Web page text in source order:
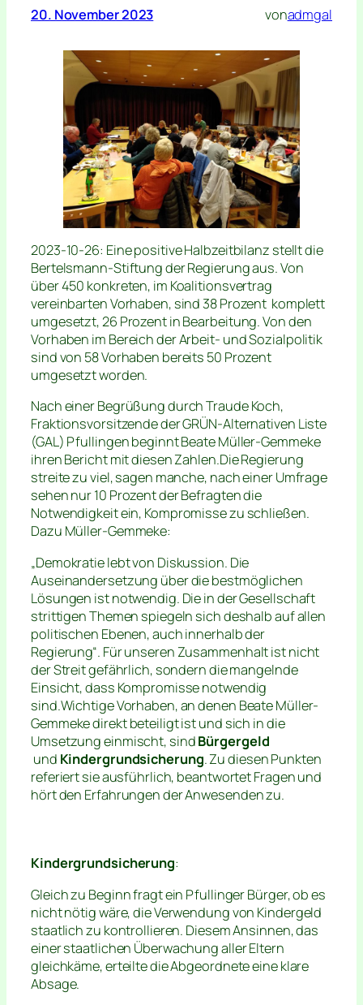
20. November 2023 vonadmgal
2023-10-26: Eine positive Halbzeitbilanz stellt die
Bertelsmann-Stiftung der Regierung aus. Von
über 450 konkreten, im Koalitionsvertrag
vereinbarten Vorhaben, sind 38 Prozent komplett
umgesetzt, 26 Prozent in Bearbeitung. Von den
Vorhaben im Bereich der Arbeit- und Sozialpolitik
sind von 58 Vorhaben bereits 50 Prozent
umgesetzt worden.
Nach einer Begrüßung durch Traude Koch,
Fraktionsvorsitzende der GRÜN-Alternativen Liste
(GAL) Pfullingen beginnt Beate Müller-Gemmeke
ihren Bericht mit diesen Zahlen.Die Regierung
streite zu viel, sagen manche, nach einer Umfrage
sehen nur 10 Prozent der Befragten die
Notwendigkeit ein, Kompromisse zu schließen.
Dazu Müller-Gemmeke:
„Demokratie lebt von Diskussion. Die
Auseinandersetzung über die bestmöglichen
Lösungen ist notwendig. Die in der Gesellschaft
strittigen Themen spiegeln sich deshalb auf allen
politischen Ebenen, auch innerhalb der
Regierung“. Für unseren Zusammenhalt ist nicht
der Streit gefährlich, sondern die mangelnde
Einsicht, dass Kompromisse notwendig
sind.Wichtige Vorhaben, an denen Beate Müller-
Gemmeke direkt beteiligt ist und sich in die
Umsetzung einmischt, sindBürgergeld
und Kindergrundsicherung. Zu diesen Punkten
referiert sie ausführlich, beantwortet Fragen und
hört den Erfahrungen der Anwesenden zu.
Kindergrundsicherung:
Gleich zu Beginn fragt ein Pfullinger Bürger, ob es
nicht nötig wäre, die Verwendung von Kindergeld
staatlich zu kontrollieren. Diesem Ansinnen, das
einer staatlichen Überwachung aller Eltern
gleichkäme, erteilte die Abgeordnete eine klare
Absage.